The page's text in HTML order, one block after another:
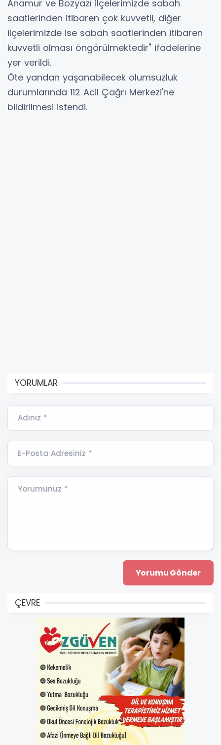
Anamur ve Bozyazı ilçelerimizde sabah
saatlerinden itibaren çok kuvvetli, diğer
ilçelerimizde ise sabah saatlerinden itibaren
kuvvetli olması öngörülmektedir" ifadelerine
yer verildi.
Öte yandan yaşanabilecek olumsuzluk
durumlarında 112 Acil Çağrı Merkezi'ne
bildirilmesi istendi.
YORUMLAR
Adınız *
E-Posta Adresiniz *
Yorumunuz *
ÇEVRE